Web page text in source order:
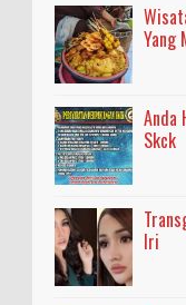
Yang
Anda
Skck
Iri